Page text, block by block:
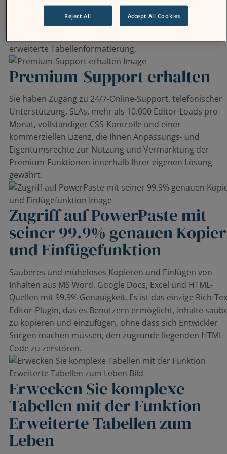
Funktionen wie 99.9%-genaues Kopieren und Einfügen,
Einhaltung der Web Content Accessibility Guidelines
erweiterte Tabellenformatierung.
Premium-Support erhalten
Sie haben Zugang zu 24/7-Online-Support, telefonischer
Unterstützung, SLAs, mehr als 10.000 Editor-Loads pro
Monat, vollständiger CSS-Kontrolle und einer
kommerziellen Lizenz, die Ihnen Anpassungs- und
Eigentumsrechte zur Nutzung und Vermarktung der
Premium-Funktionen innerhalb Ihrer eigenen Lösung
gewährt.
Zugriff auf PowerPaste mit
seiner 99.9% genauen
und Einfügefunktion
Sauberes und müheloses Kopieren und Einfügen von
Inhalten aus MS Word, Google Docs, Excel und HTML-
Quellen mit 99,9% Genauigkeit. Es ist das einzige Rich-
Editor-Plugin, das es Benutzern ermöglicht, Inhalte
zu kopieren und einzufügen, ohne dass sich Entwickler
Sorgen machen müssen, den zugrunde liegenden HTML-
Code zu zerstören.
Erwecken Sie komplexe
Tabellen mit der Funktion
Erweiterte Tabellen zum
Leben
Reject All Accept All Cookies